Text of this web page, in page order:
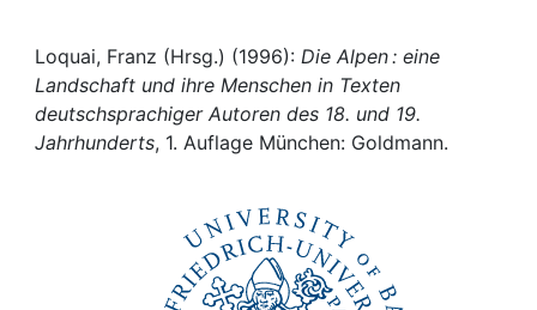
Awards
My FIS
Loquai, Franz (Hrsg.) (1996): Die Alpen : eine
Landschaft und ihre Menschen in Texten
deutschsprachiger Autoren des 18. und 19.
Jahrhunderts, 1. Auflage München: Goldmann.